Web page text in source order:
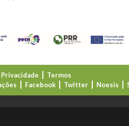
Privacidade
Termos
Facebook Twitter Noesis